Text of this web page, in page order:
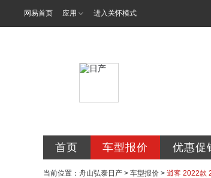
网易首页 应用 进入关怀模式
首页 车型报价 优惠促
当前位置： 舟山弘泰日产 > 车型报价 > 逍客 2022款